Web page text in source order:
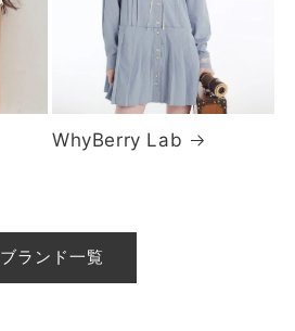
WhyBerry Lab
ブランド一覧